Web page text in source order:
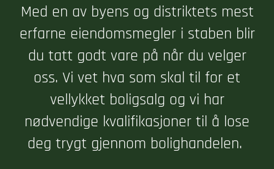
Med en av byens og distriktets mest
erfarne eiendomsmegler i staben blir
du tatt godt vare på når du velger
oss. Vi vet hva som skal til for et
vellykket boligsalg og vi har
nødvendige kvalifikasjoner til å lose
deg trygt gjennom bolighandelen.